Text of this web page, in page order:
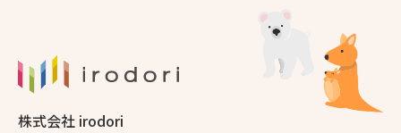
株式会社 irodori